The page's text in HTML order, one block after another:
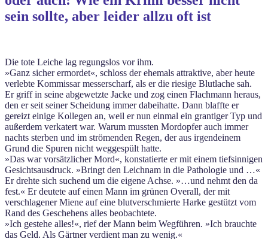
sein sollte, aber leider allzu oft ist
Die tote Leiche lag regungslos vor ihm.
»Ganz sicher ermordet«, schloss der ehemals attraktive, aber heute
verlebte Kommissar messerscharf, als er die riesige Blutlache sah.
Er griff in seine abgewetzte Jacke und zog einen Flachmann heraus,
den er seit seiner Scheidung immer dabeihatte. Dann blaffte er
gereizt einige Kollegen an, weil er nun einmal ein grantiger Typ und
außerdem verkatert war. Warum mussten Mordopfer auch immer
nachts sterben und im strömenden Regen, der aus irgendeinem
Grund die Spuren nicht weggespült hatte.
»Das war vorsätzlicher Mord«, konstatierte er mit einem tiefsinnigen
Gesichtsausdruck. »Bringt den Leichnam in die Pathologie und …«
Er drehte sich suchend um die eigene Achse. »…und nehmt den da
fest.« Er deutete auf einen Mann im grünen Overall, der mit
verschlagener Miene auf eine blutverschmierte Harke gestützt vom
Rand des Geschehens alles beobachtete.
»Ich gestehe alles!«, rief der Mann beim Wegführen. »Ich brauchte
das Geld. Als Gärtner verdient man zu wenig.«